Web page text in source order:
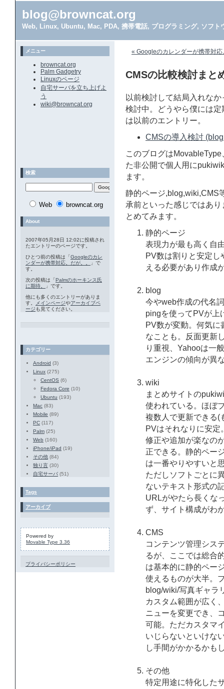
blog@browncat.org
Web, Linux, Ubuntu, Mac, PDA, 携帯電話, プログラミング, ソフト
« Googleのカレンダーが携帯対応
CMSの比較検討まと
以前検討して結局入れな
検討中。どうやら僕には
は以前のエントリー。
CMSの導入検討
このブログは
た非公開で個人用に
ます。
静的ページ,blog,wiki,CMS
承前といった感じではあ
とめてみます。
静的ページ
表現力が最も高く自
PV数は割りと安定
える必要があり作成
blog
今やweb作成の代名
pingを使ってPVが上
PV数が変動。何気
なことも。反面更新
り重視、Yahooは一
エンジンの傾向が異
wiki
まとめサイトの
使われている。ほぼ
複数人で更新できる(
PVはそれなりに安
修正や追加が楽なの
正できる。静的ペー
は一番やりやすいと
ただしソフトごとに
ないテキスト形式の
URLがやたら長くな
ず、サイト構成がわ
CMS
コンテンツ管理シス
るが、ここでは総合
は基本的に静的ペー
使えるものが大半。
blog/wiki/写真ギャラ
カスタム範囲が広く
ニューを変更でき、
可能。ただカスタマ
いじらないといけな
し手間がかかるかも
その他
特定用途に特化した
メニュー
browncat.org
Palm Gadgetry
Linuxのページ
自宅サーバを立ち上げよ
う
wiki@browncat.org
検索
Web browncat.org
About
2007年05月28日 12:02に投稿され
たエントリーのページです。
ひとつ前の投稿は「Googleのカレ
ンダーが携帯対応。だが。。
」で
す。
次の投稿は「Palmのホーキンス氏
に期待。
」です。
他にも多くのエントリーがありま
す。
メインページやアーカイブペ
ージ も見てください。
カテゴリー
Android (3)
Linux (275)
CentOS (6)
Fedora Core (10)
Ubuntu (193)
Mac (83)
Mobile (89)
PC (117)
Palm (25)
Web (160)
iPhone/iPad (19)
その他 (84)
独り言 (30)
自宅サーバ (51)
Tags
アーカイブ
Powered by
Movable Type 3.36
プライバシーポリシー